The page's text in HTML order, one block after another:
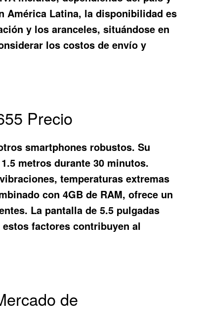
América Latina, la disponibilidad es
y los aranceles, situándose en
los costos de envío y
Precio
smartphones robustos. Su
metros durante 30 minutos.
temperaturas extremas
con 4GB de RAM, ofrece un
La pantalla de 5.5 pulgadas
factores contribuyen al
de